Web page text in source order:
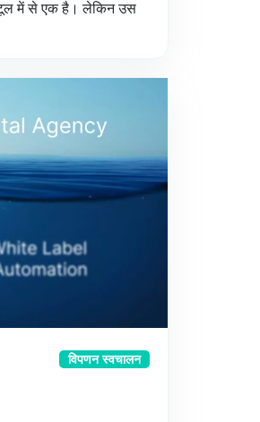
टूल में से एक है। लेकिन उस
विपणन स्वचालन